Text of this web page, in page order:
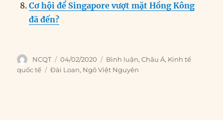
Cơ hội để Singapore vượt mặt Hồng Kông
đã đến?
Author
NCQT
Posted
on
04/02/2020 Categories
Bình luận,Châu Á, Kinh tế
quốc tế
Tags
Đài Loan, Ngô Việt Nguyên